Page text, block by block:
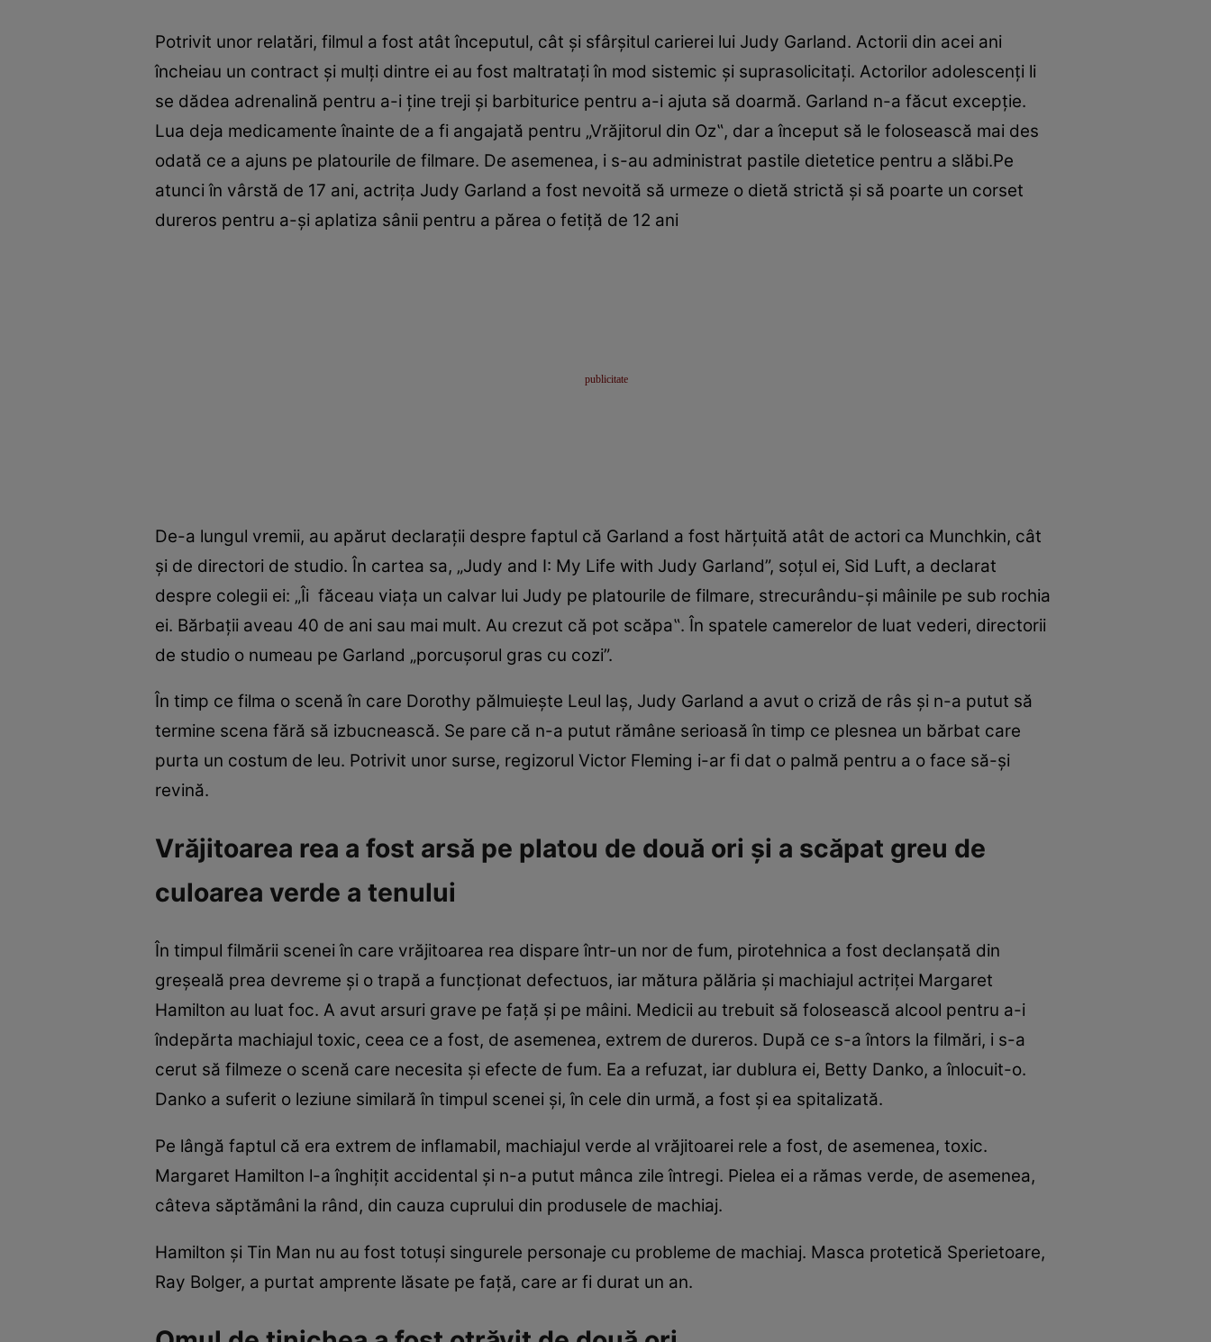
Potrivit unor relatări, filmul a fost atât începutul, cât şi sfârşitul carierei lui Judy Garland. Actorii din acei ani
încheiau un contract şi mulţi dintre ei au fost maltrataţi în mod sistemic şi suprasolicitaţi. Actorilor adolescenţi li
se dădea adrenalină pentru a-i ţine treji şi barbiturice pentru a-i ajuta să doarmă. Garland n-a făcut excepţie.
Lua deja medicamente înainte de a fi angajată pentru „Vrăjitorul din Oz‟, dar a început să le folosească mai des
odată ce a ajuns pe platourile de filmare. De asemenea, i s-au administrat pastile dietetice pentru a slăbi.Pe
atunci în vârstă de 17 ani, actriţa Judy Garland a fost nevoită să urmeze o dietă strictă şi să poarte un corset
dureros pentru a-şi aplatiza sânii pentru a părea o fetiţă de 12 ani
De-a lungul vremii, au apărut declaraţii despre faptul că Garland a fost hărţuită atât de actori ca Munchkin, cât
şi de directori de studio. În cartea sa, „Judy and I: My Life with Judy Garland”, soţul ei, Sid Luft, a declarat
despre colegii ei: „Îi făceau viaţa un calvar lui Judy pe platourile de filmare, strecurându-şi mâinile pe sub rochia
ei. Bărbaţii aveau 40 de ani sau mai mult. Au crezut că pot scăpa‟. În spatele camerelor de luat vederi, directorii
de studio o numeau pe Garland „porcuşorul gras cu cozi”.
În timp ce filma o scenă în care Dorothy pălmuieşte Leul laş, Judy Garland a avut o criză de râs şi n-a putut să
termine scena fără să izbucnească. Se pare că n-a putut rămâne serioasă în timp ce plesnea un bărbat care
purta un costum de leu. Potrivit unor surse, regizorul Victor Fleming i-ar fi dat o palmă pentru a o face să-şi
revină.
Vrăjitoarea rea a fost arsă pe platou de două ori şi a scăpat greu de
culoarea verde a tenului
În timpul filmării scenei în care vrăjitoarea rea dispare într-un nor de fum, pirotehnica a fost declanşată din
greşeală prea devreme şi o trapă a funcţionat defectuos, iar mătura pălăria şi machiajul actriţei Margaret
Hamilton au luat foc. A avut arsuri grave pe faţă şi pe mâini. Medicii au trebuit să folosească alcool pentru a-i
îndepărta machiajul toxic, ceea ce a fost, de asemenea, extrem de dureros. După ce s-a întors la filmări, i s-a
cerut să filmeze o scenă care necesita şi efecte de fum. Ea a refuzat, iar dublura ei, Betty Danko, a înlocuit-o.
Danko a suferit o leziune similară în timpul scenei şi, în cele din urmă, a fost şi ea spitalizată.
Pe lângă faptul că era extrem de inflamabil, machiajul verde al vrăjitoarei rele a fost, de asemenea, toxic.
Margaret Hamilton l-a înghiţit accidental şi n-a putut mânca zile întregi. Pielea ei a rămas verde, de asemenea,
câteva săptămâni la rând, din cauza cuprului din produsele de machiaj.
Hamilton şi Tin Man nu au fost totuşi singurele personaje cu probleme de machiaj. Masca protetică Sperietoare,
Ray Bolger, a purtat amprente lăsate pe faţă, care ar fi durat un an.